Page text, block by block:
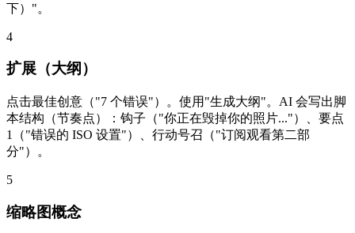
下）"。
4
扩展（大纲）
点击最佳创意（"7 个错误"）。使用"生成大纲"。AI 会写出脚
本结构（节奏点）：钩子（"你正在毁掉你的照片..."）、要点
1（"错误的 ISO 设置"）、行动号召（"订阅观看第二部
分"）。
5
缩略图概念